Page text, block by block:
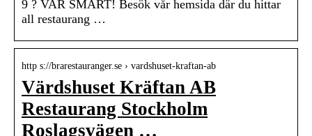
9 ? VAR SMART! Besök vår hemsida där du hittar
all restaurang …
http s://brarestauranger.se › vardshuset-kraftan-ab
Värdshuset Kräftan AB
Restaurang Stockholm
Roslagsvägen …